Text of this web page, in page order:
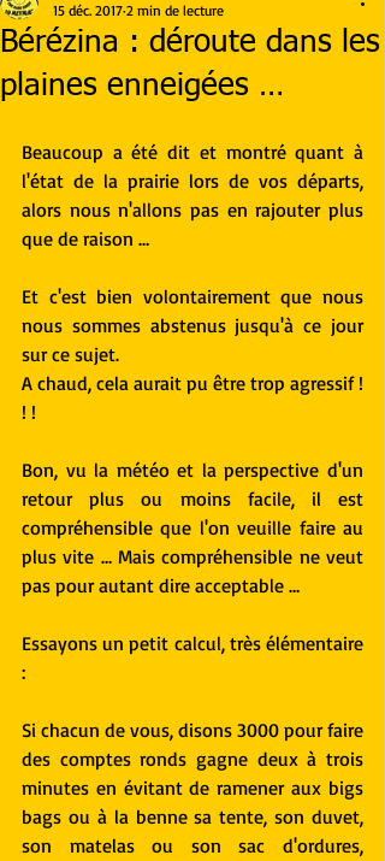
Bérézina : déroute dans les
plaines enneigées …
15 déc. 2017 2 min de lecture
Beaucoup a été dit et montré quant à
l'état de la prairie lors de vos départs,
alors nous n'allons pas en rajouter plus
que de raison …
Et c'est bien volontairement que nous
nous sommes abstenus jusqu'à ce jour
sur ce sujet.
A chaud, cela aurait pu être trop agressif !
! !
Bon, vu la météo et la perspective d'un
retour plus ou moins facile, il est
compréhensible que l'on veuille faire au
plus vite … Mais compréhensible ne veut
pas pour autant dire acceptable …
Essayons un petit calcul, très élémentaire
:
Si chacun de vous, disons 3000 pour faire
des comptes ronds gagne deux à trois
minutes en évitant de ramener aux bigs
bags ou à la benne sa tente, son duvet,
son matelas ou son sac d'ordures,